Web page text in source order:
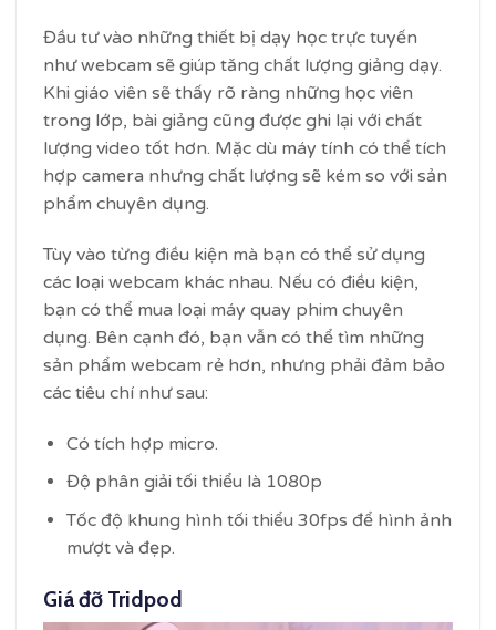
Đầu tư vào những thiết bị dạy học trực tuyến
như webcam sẽ giúp tăng chất lượng giảng dạy.
Khi giáo viên sẽ thấy rõ ràng những học viên
trong lớp, bài giảng cũng được ghi lại với chất
lượng video tốt hơn. Mặc dù máy tính có thể tích
hợp camera nhưng chất lượng sẽ kém so với sản
phẩm chuyên dụng.
Tùy vào từng điều kiện mà bạn có thể sử dụng
các loại webcam khác nhau. Nếu có điều kiện,
bạn có thể mua loại máy quay phim chuyên
dụng. Bên cạnh đó, bạn vẫn có thể tìm những
sản phẩm webcam rẻ hơn, nhưng phải đảm bảo
các tiêu chí như sau:
Có tích hợp micro.
Độ phân giải tối thiểu là 1080p
Tốc độ khung hình tối thiểu 30fps để hình ảnh
mượt và đẹp.
Giá đỡ Tridpod